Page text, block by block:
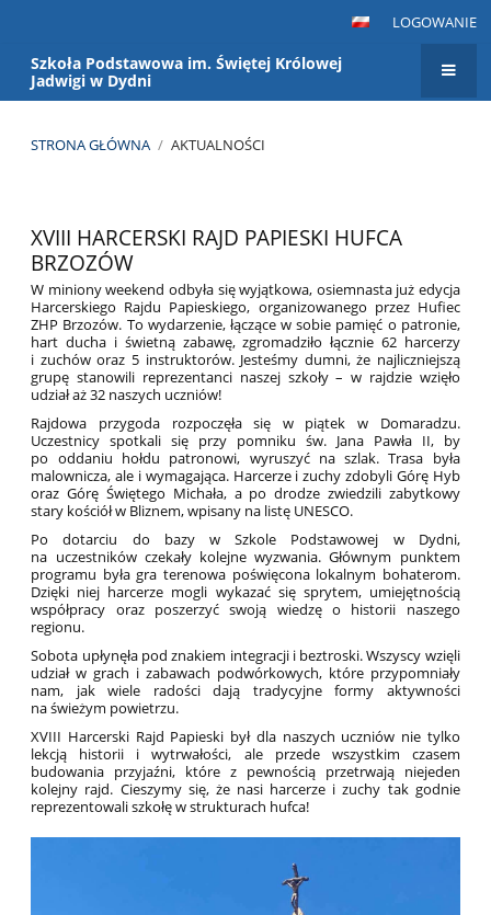
LOGOWANIE
Szkoła Podstawowa im. Świętej Królowej
Jadwigi w Dydni
STRONA GŁÓWNA / AKTUALNOŚCI
XVIII HARCERSKI RAJD PAPIESKI HUFCA
BRZOZÓW
W miniony weekend odbyła się wyjątkowa, osiemnasta już edycja
Harcerskiego Rajdu Papieskiego, organizowanego przez Hufiec
ZHP Brzozów. To wydarzenie, łączące w sobie pamięć o patronie,
hart ducha i świetną zabawę, zgromadziło łącznie 62 harcerzy
i zuchów oraz 5 instruktorów. Jesteśmy dumni, że najliczniejszą
grupę stanowili reprezentanci naszej szkoły – w rajdzie wzięło
udział aż 32 naszych uczniów!
Rajdowa przygoda rozpoczęła się w piątek w Domaradzu.
Uczestnicy spotkali się przy pomniku św. Jana Pawła II, by
po oddaniu hołdu patronowi, wyruszyć na szlak. Trasa była
malownicza, ale i wymagająca. Harcerze i zuchy zdobyli Górę Hyb
oraz Górę Świętego Michała, a po drodze zwiedzili zabytkowy
stary kościół w Bliznem, wpisany na listę UNESCO.
Po dotarciu do bazy w Szkole Podstawowej w Dydni,
na uczestników czekały kolejne wyzwania. Głównym punktem
programu była gra terenowa poświęcona lokalnym bohaterom.
Dzięki niej harcerze mogli wykazać się sprytem, umiejętnością
współpracy oraz poszerzyć swoją wiedzę o historii naszego
regionu.
Sobota upłynęła pod znakiem integracji i beztroski. Wszyscy wzięli
udział w grach i zabawach podwórkowych, które przypomniały
nam, jak wiele radości dają tradycyjne formy aktywności
na świeżym powietrzu.
XVIII Harcerski Rajd Papieski był dla naszych uczniów nie tylko
lekcją historii i wytrwałości, ale przede wszystkim czasem
budowania przyjaźni, które z pewnością przetrwają niejeden
kolejny rajd. Cieszymy się, że nasi harcerze i zuchy tak godnie
reprezentowali szkołę w strukturach hufca!